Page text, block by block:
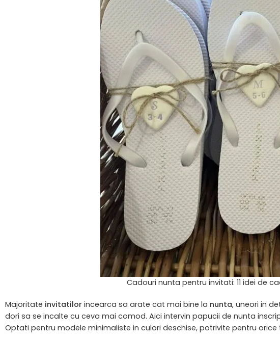
Cadouri nunta pentru invitati: 11 idei de
Majoritate invitatilor incearca sa arate cat mai bine la nunta, uneori in
dori sa se incalte cu ceva mai comod. Aici intervin papucii de nunta
Optati pentru modele minimaliste in culori deschise, potrivite pentru orice